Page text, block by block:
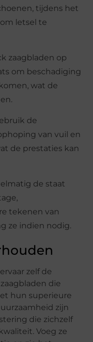
tijdens het
letsel te
zaagbladen op
om beschadiging
wat de
de
van vuil en
de prestaties kan
de staat
tekenen van
ze indien nodig.
zelf de
die
hun superieure
zijn
die zichzelf
Voeg ze